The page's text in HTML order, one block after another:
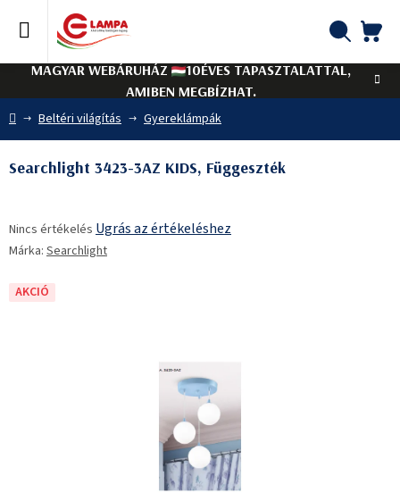
tartalomhoz
MAGYAR WEBÁRUHÁZ
10ÉVES TAPASZTALATTAL,
AMIBEN MEGBÍZHAT.
Kezdőlap
Beltéri világítás Gyereklámpák
Searchlight 3423-3AZ KIDS, Függeszték
termék
átlagos
5-
Nincs értékelés Ugrás az értékeléshez
Márka: Searchlight
AKCIÓ